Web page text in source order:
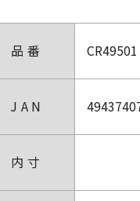
品番 CR49501
JAN
内寸